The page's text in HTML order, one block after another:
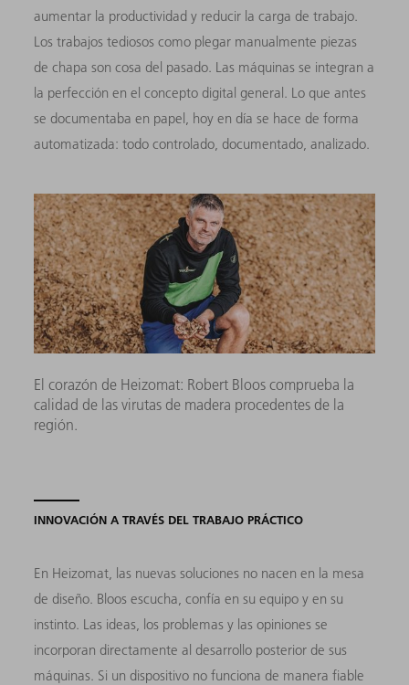
aumentar la productividad y reducir la carga de trabajo.
Los trabajos tediosos como plegar manualmente piezas
de chapa son cosa del pasado. Las máquinas se integran a
la perfección en el concepto digital general. Lo que antes
se documentaba en papel, hoy en día se hace de forma
automatizada: todo controlado, documentado, analizado.
El corazón de Heizomat: Robert Bloos comprueba la
calidad de las virutas de madera procedentes de la
región.
INNOVACIÓN A TRAVÉS DEL TRABAJO PRÁCTICO
En Heizomat, las nuevas soluciones no nacen en la mesa
de diseño. Bloos escucha, confía en su equipo y en su
instinto. Las ideas, los problemas y las opiniones se
incorporan directamente al desarrollo posterior de sus
máquinas. Si un dispositivo no funciona de manera fiable